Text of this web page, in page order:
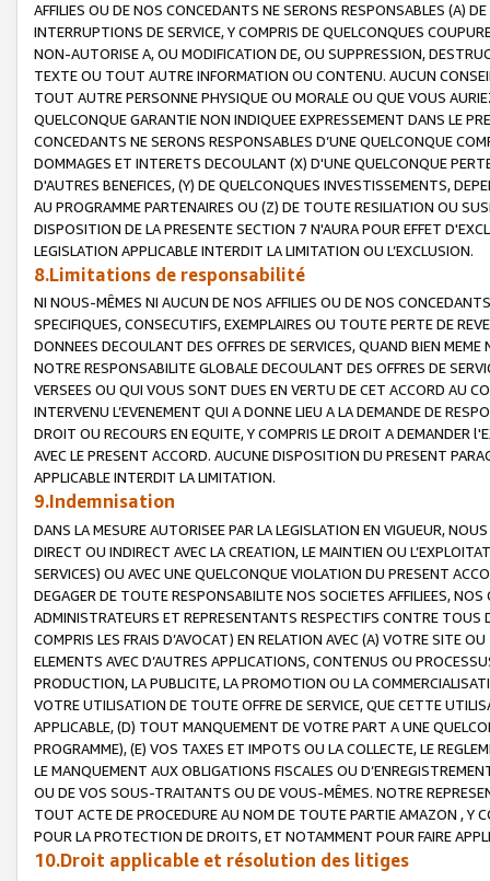
AFFILIES OU DE NOS CONCEDANTS NE SERONS RESPONSABLES (A)
INTERRUPTIONS DE SERVICE, Y COMPRIS DE QUELCONQUES
NON-AUTORISE A, OU MODIFICATION DE, OU SUPPRESSION,
TEXTE OU TOUT AUTRE INFORMATION OU CONTENU. AUCUN
TOUT AUTRE PERSONNE PHYSIQUE OU MORALE OU QUE VOUS
QUELCONQUE GARANTIE NON INDIQUEE EXPRESSEMENT DANS LE
CONCEDANTS NE SERONS RESPONSABLES D’UNE QUELCONQUE
DOMMAGES ET INTERETS DECOULANT (X) D'UNE QUELCONQUE
D'AUTRES BENEFICES, (Y) DE QUELCONQUES INVESTISSEMENTS,
AU PROGRAMME PARTENAIRES OU (Z) DE TOUTE RESILIATION OU
DISPOSITION DE LA PRESENTE SECTION 7 N'AURA POUR EFFET
LEGISLATION APPLICABLE INTERDIT LA LIMITATION OU L’EXCLUSION.
8.Limitations de responsabilité
NI NOUS-MÊMES NI AUCUN DE NOS AFFILIES OU DE NOS
SPECIFIQUES, CONSECUTIFS, EXEMPLAIRES OU TOUTE PERTE DE
DONNEES DECOULANT DES OFFRES DE SERVICES, QUAND BIEN
NOTRE RESPONSABILITE GLOBALE DECOULANT DES OFFRES DE
VERSEES OU QUI VOUS SONT DUES EN VERTU DE CET ACCORD AU
INTERVENU L’EVENEMENT QUI A DONNE LIEU A LA DEMANDE DE
DROIT OU RECOURS EN EQUITE, Y COMPRIS LE DROIT A DEMANDER
AVEC LE PRESENT ACCORD. AUCUNE DISPOSITION DU PRESENT
APPLICABLE INTERDIT LA LIMITATION.
9.Indemnisation
DANS LA MESURE AUTORISEE PAR LA LEGISLATION EN VIGUEUR,
DIRECT OU INDIRECT AVEC LA CREATION, LE MAINTIEN OU
SERVICES) OU AVEC UNE QUELCONQUE VIOLATION DU PRESENT
DEGAGER DE TOUTE RESPONSABILITE NOS SOCIETES AFFILIEES,
ADMINISTRATEURS ET REPRESENTANTS RESPECTIFS CONTRE
COMPRIS LES FRAIS D’AVOCAT) EN RELATION AVEC (A) VOTRE SITE
ELEMENTS AVEC D’AUTRES APPLICATIONS, CONTENUS OU
PRODUCTION, LA PUBLICITE, LA PROMOTION OU LA
VOTRE UTILISATION DE TOUTE OFFRE DE SERVICE, QUE CETTE
APPLICABLE, (D) TOUT MANQUEMENT DE VOTRE PART A UNE
PROGRAMME), (E) VOS TAXES ET IMPOTS OU LA COLLECTE, LE
LE MANQUEMENT AUX OBLIGATIONS FISCALES OU
OU DE VOS SOUS-TRAITANTS OU DE VOUS-MÊMES. NOTRE
TOUT ACTE DE PROCEDURE AU NOM DE TOUTE PARTIE AMAZON , Y
POUR LA PROTECTION DE DROITS, ET NOTAMMENT POUR FAIRE
10.Droit applicable et résolution des litiges